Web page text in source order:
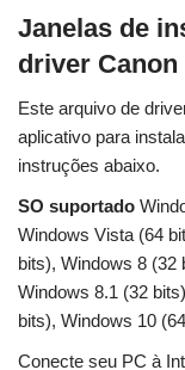
Janelas de
driver Canon
Este arquivo de
aplicativo para
instruções abaixo.
SO suportado
Windows Vista (64
bits), Windows 8 (32
Windows 8.1 (32
bits), Windows 10
Conecte seu PC à